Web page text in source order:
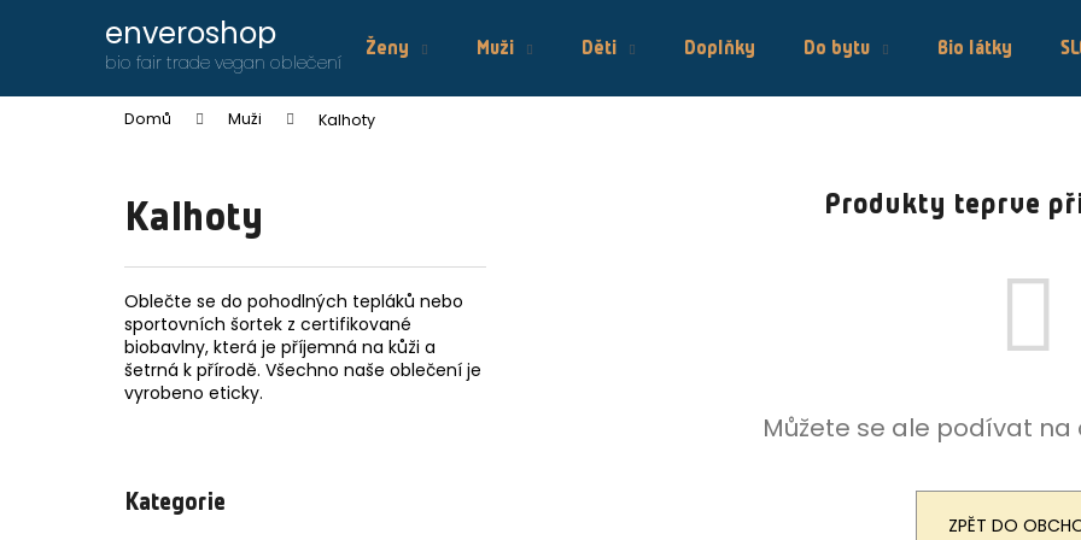
enveroshop
bio fair trade vegan oblečení
Ženy Muži Děti Doplňky Do bytu Bio látky
Domů Muži Kalhoty
Kalhoty
Oblečte se do pohodlných tepláků nebo
sportovních šortek z certifikované
biobavlny, která je příjemná na kůži a
šetrná k přírodě. Všechno naše oblečení je
vyrobeno eticky.
Přeskočit
kategorie
Kategorie
Produkty teprve
Můžete se ale podívat
ZPĚT DO
í
Zpět
do
obchodu
Zpět
do
obchodu
HLEDAT
ENVERO DÁMSKÉ TÍLKO RUNY ENVERO